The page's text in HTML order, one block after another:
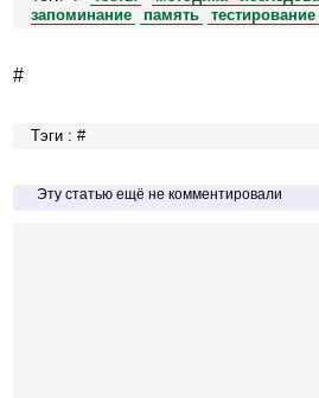
запоминание
память
#
Тэги : #
Эту статью ещё не комментировали